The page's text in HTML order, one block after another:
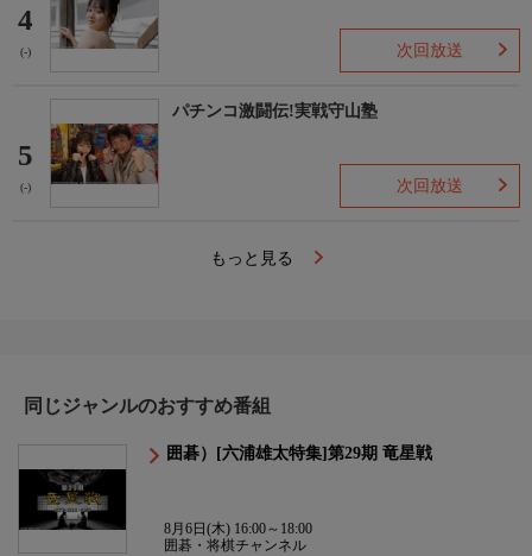
4
(-) 次回放送
5
(-)
パチンコ激闘伝!実戦守山塾
次回放送
もっと見る
同じジャンルのおすすめ番組
囲碁）[六浦雄太特集]第29期 竜星戦
8月6日(木) 16:00～18:00
囲碁・将棋チャンネル